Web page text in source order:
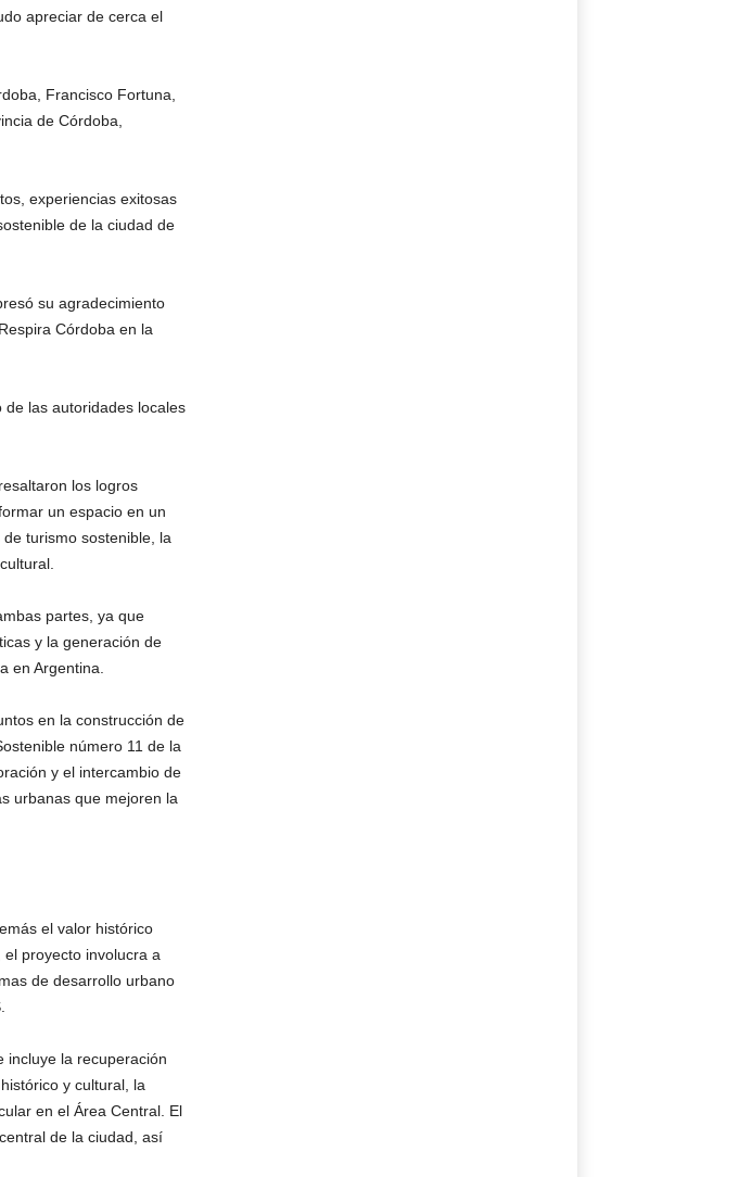
apreciar de cerca el
Francisco Fortuna,
de Córdoba,
experiencias exitosas
de la ciudad de
su agradecimiento
Córdoba en la
las autoridades locales
los logros
un espacio en un
turismo sostenible, la
partes, ya que
y la generación de
en Argentina.
en la construcción de
número 11 de la
y el intercambio de
urbanas que mejoren la
el valor histórico
proyecto involucra a
de desarrollo urbano
incluye la recuperación
y cultural, la
en el Área Central. El
de la ciudad, así